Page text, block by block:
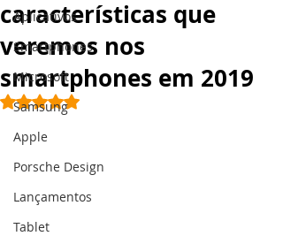
Aplicativos
Smartphones
Microsoft
Samsung
Apple
Porsche Design
Lançamentos
Tablet
características que
veremos nos
smartphones em 2019
Avaliado com NaN de 5 estrelas.